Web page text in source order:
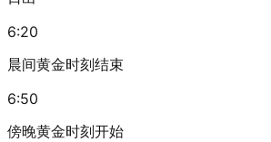
6:20
晨间黄金时刻结束
6:50
傍晚黄金时刻开始